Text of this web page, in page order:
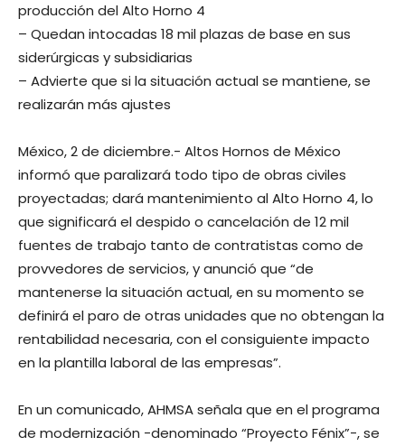
producción del Alto Horno 4
– Quedan intocadas 18 mil plazas de base en sus
siderúrgicas y subsidiarias
– Advierte que si la situación actual se mantiene, se
realizarán más ajustes
México, 2 de diciembre.- Altos Hornos de México
informó que paralizará todo tipo de obras civiles
proyectadas; dará mantenimiento al Alto Horno 4, lo
que significará el despido o cancelación de 12 mil
fuentes de trabajo tanto de contratistas como de
provvedores de servicios, y anunció que “de
mantenerse la situación actual, en su momento se
definirá el paro de otras unidades que no obtengan la
rentabilidad necesaria, con el consiguiente impacto
en la plantilla laboral de las empresas”.
En un comunicado, AHMSA señala que en el programa
de modernización -denominado “Proyecto Fénix”-, se